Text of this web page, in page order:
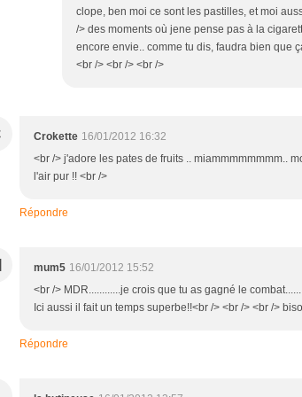
clope, ben moi ce sont les pastilles, et moi
/> des moments où jene pense pas à la
encore envie.. comme tu dis, faudra bien que
<br /> <br /> <br />
Crokette 16/01/2012 16:32
<br /> j'adore les pates de fruits .. miammmmmmmm..
l'air pur !! <br />
Répondre
mum5 16/01/2012 15:52
<br /> MDR............je crois que tu as gagné le
Ici aussi il fait un temps superbe!!<br /> <br /> <br />
Répondre